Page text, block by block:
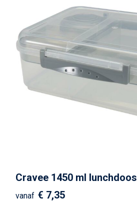
Cravee 1450 ml lunchdoos
vanaf € 7,35